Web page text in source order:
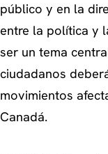
público y en la
entre la política y
ser un tema
ciudadanos
movimientos
Canadá.